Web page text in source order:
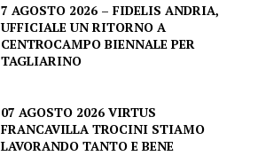
7 AGOSTO 2026 – FIDELIS ANDRIA,
UFFICIALE UN RITORNO A
CENTROCAMPO BIENNALE PER
TAGLIARINO
07 AGOSTO 2026 VIRTUS
FRANCAVILLA TROCINI STIAMO
LAVORANDO TANTO E BENE